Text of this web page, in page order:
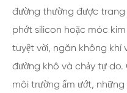
đường thường được
phớt silicon hoặc móc
tuyệt vời, ngăn không khí
đường khô và chảy tự
môi trường ẩm ướt,